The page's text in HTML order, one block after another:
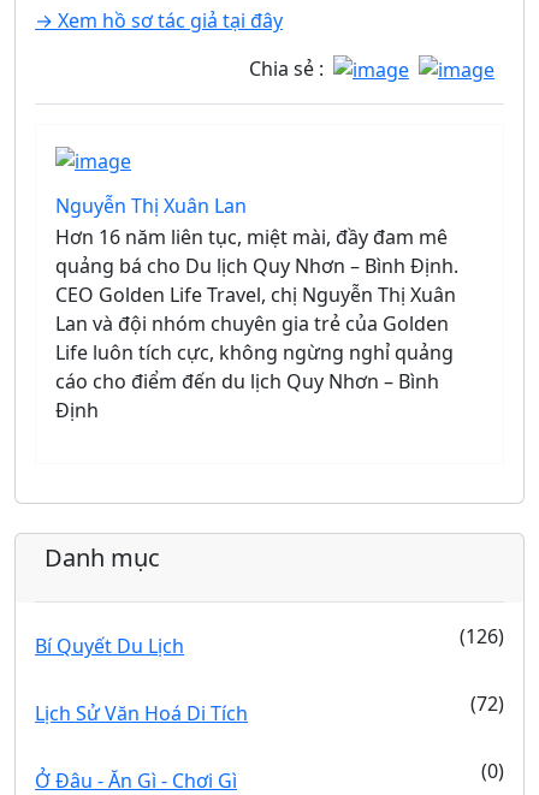
→ Xem hồ sơ tác giả tại đây
Chia sẻ :
Nguyễn Thị Xuân Lan
Hơn 16 năm liên tục, miệt mài, đầy đam mê
quảng bá cho Du lịch Quy Nhơn – Bình Định.
CEO Golden Life Travel, chị Nguyễn Thị Xuân
Lan và đội nhóm chuyên gia trẻ của Golden
Life luôn tích cực, không ngừng nghỉ quảng
cáo cho điểm đến du lịch Quy Nhơn – Bình
Định
Danh mục
Bí Quyết Du Lịch (126)
Lịch Sử Văn Hoá Di Tích (72)
Ở Đâu - Ăn Gì - Chơi Gì (0)